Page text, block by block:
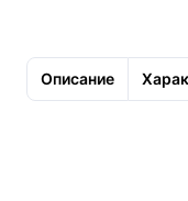
Описание